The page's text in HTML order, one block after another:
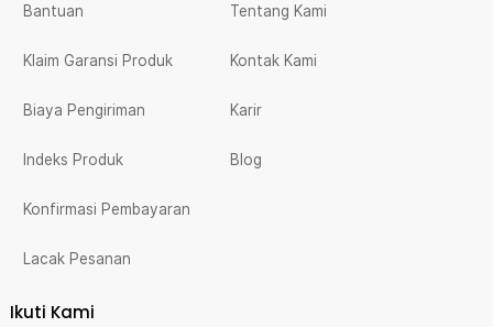
Bantuan
Klaim Garansi Produk
Biaya Pengiriman
Indeks Produk
Konfirmasi Pembayaran
Lacak Pesanan
Tentang Kami
Kontak Kami
Karir
Blog
Ikuti Kami